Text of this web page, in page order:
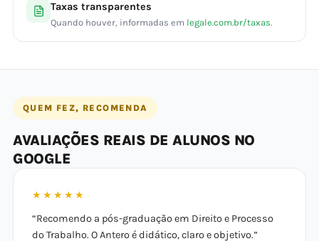
Taxas transparentes
Quando houver, informadas em legale.com.br/taxas.
QUEM FEZ, RECOMENDA
AVALIAÇÕES REAIS DE ALUNOS NO
GOOGLE
★★★★★
“Recomendo a pós-graduação em Direito e Processo
do Trabalho. O Antero é didático, claro e objetivo.”